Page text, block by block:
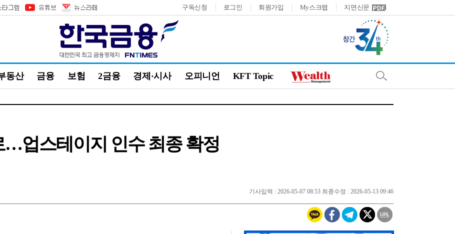
구독신청 로그인 회원가입 My스크랩 지면신문
동산 금융 보험 2금융 경제·시사 오피니언 KFT Topic
…업스테이지 인수 최종 확정
기사입력 : 2026-05-07 08:53 최종수정 : 2026-05-13 09:46